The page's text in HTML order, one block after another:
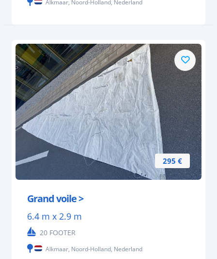
Alkmaar, Noord-Holland, Nederland
295 €
Grand voile >
6.4 m x 2.9 m
20 FOOTER
Alkmaar, Noord-Holland, Nederland